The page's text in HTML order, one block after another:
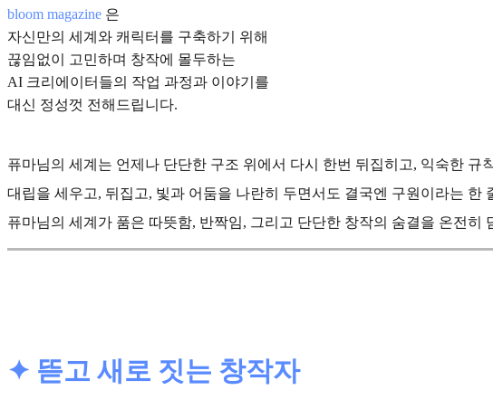
bloom magazine 은
자신만의 세계와 캐릭터를 구축하기 위해
끊임없이 고민하며 창작에 몰두하는
AI 크리에이터들의 작업 과정과 이야기를
대신 정성껏 전해드립니다.
퓨마님의 세계는 언제나 단단한 구조 위에서 다시 한번 뒤집히고, 익숙한 규
대립을 세우고, 뒤집고, 빛과 어둠을 나란히 두면서도 결국엔 구원이라는
퓨마님의 세계가 품은 따뜻함, 반짝임, 그리고 단단한 창작의 숨결을 온전히
✦ 뜯고 새로 짓는 창작자